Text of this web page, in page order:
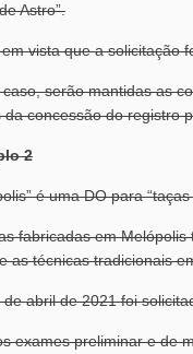
Astro”.
em vista que a solicitação
caso, serão mantidas as
da concessão do registro
2
é uma DO para
fabricadas em
as técnicas tradicionais
de abril de 2021 foi
exames preliminar e de